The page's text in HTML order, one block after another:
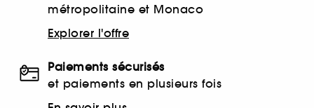
métropolitaine et Monaco
Explorer l'offre
Paiements sécurisés
et paiements en plusieurs fois